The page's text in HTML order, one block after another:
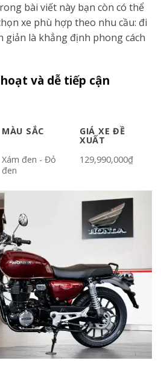
bài viết này bạn còn có thể
xe phù hợp theo nhu cầu: đi
giản là khẳng định phong cách
và dễ tiếp cận
MÀU SẮC GIÁ XE ĐỀ
XUẤT
Xám đen - Đỏ
đen
129,990,000₫